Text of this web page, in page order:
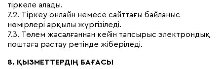
тіркеле алады.
7.2. Тіркеу онлайн немесе сайттағы байланыс
нөмірлері арқылы жүргізіледі.
7.3. Төлем жасалғаннан кейін тапсырыс электрондық
поштаға растау ретінде жіберіледі.
8. ҚЫЗМЕТТЕРДІҢ БАҒАСЫ